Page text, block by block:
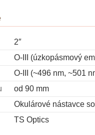
2″
O-III (úzkopásmový
O-III (~496 nm, ~501
od 90 mm
Okulárové nástavce
TS Optics